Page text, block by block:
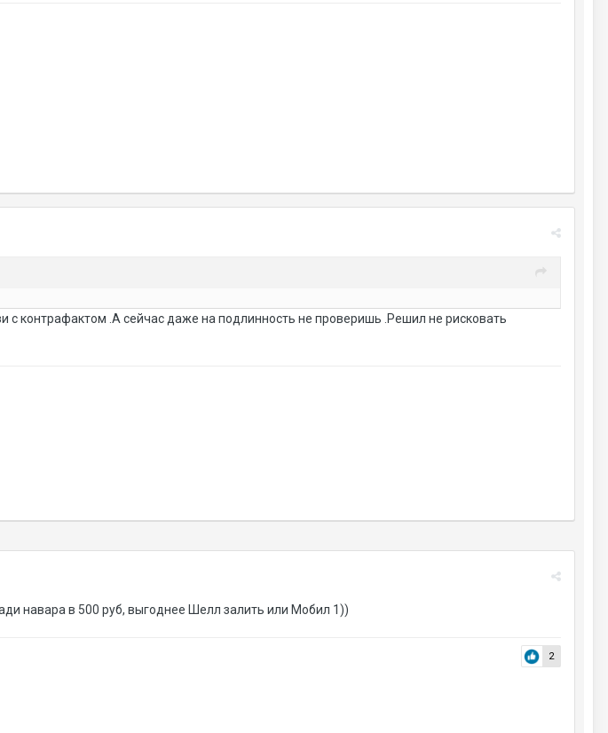
с контрафактом .А сейчас даже на подлинность не проверишь .Решил не рисковать
навара в 500 руб, выгоднее Шелл залить или Мобил 1))
2